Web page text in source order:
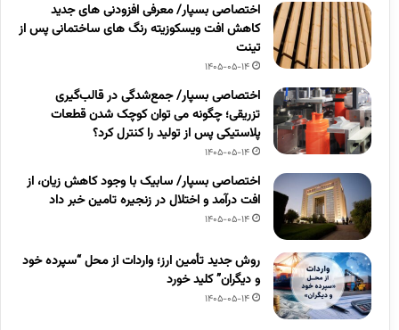
اختصاصی بسپار/ معرفی افزودنی های جدید
کاهش افت ویسکوزیته رنگ های ساختمانی پس از
تینت
1405-05-14
اختصاصی بسپار/ جمع‌شدگی در قالب‌گیری
تزریقی؛ چگونه می توان کوچک شدن قطعات
پلاستیکی پس از تولید را کنترل کرد؟
1405-05-14
اختصاصی بسپار/ سابیک با وجود کاهش زیان، از
افت درآمد و اختلال در زنجیره تامین خبر داد
1405-05-14
روش جدید تأمین ارز؛ واردات از محل “سپرده خود
و دیگران” کلید خورد
1405-05-14